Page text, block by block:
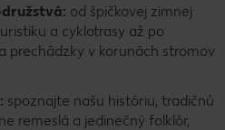
od špičkovej zimnej
a cyklotrasy až po
prechádzky v korunách stromov
spoznajte našu históriu, tradičnú
remeslá a jedinečný folklór,